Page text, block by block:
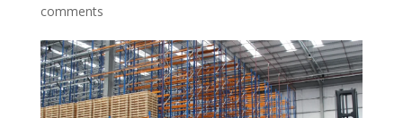
comments